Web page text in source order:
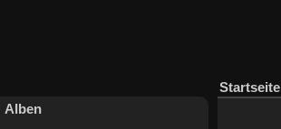
Alben
Startseite